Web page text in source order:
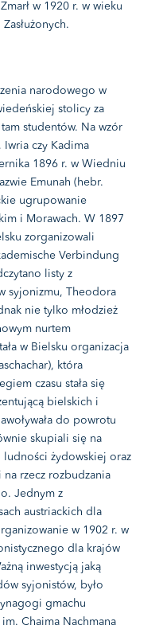
w 1920 r. w wieku
narodowego w
stolicy za
studentów. Na wzór
Iwria czy Kadima
1896 r. w Wiedniu
Emunah (hebr.
ugrupowanie
i Morawach. W 1897
zorganizowali
Verbindung
listy z
syjonizmu, Theodora
nie tylko młodzież
nurtem
w Bielsku organizacja
która
czasu stała się
bielskich i
do powrotu
skupiali się na
żydowskiej oraz
rzecz rozbudzania
Jednym z
austriackich dla
w 1902 r. w
dla krajów
inwestycją jaką
syjonistów, było
gmachu
Chaima Nachmana